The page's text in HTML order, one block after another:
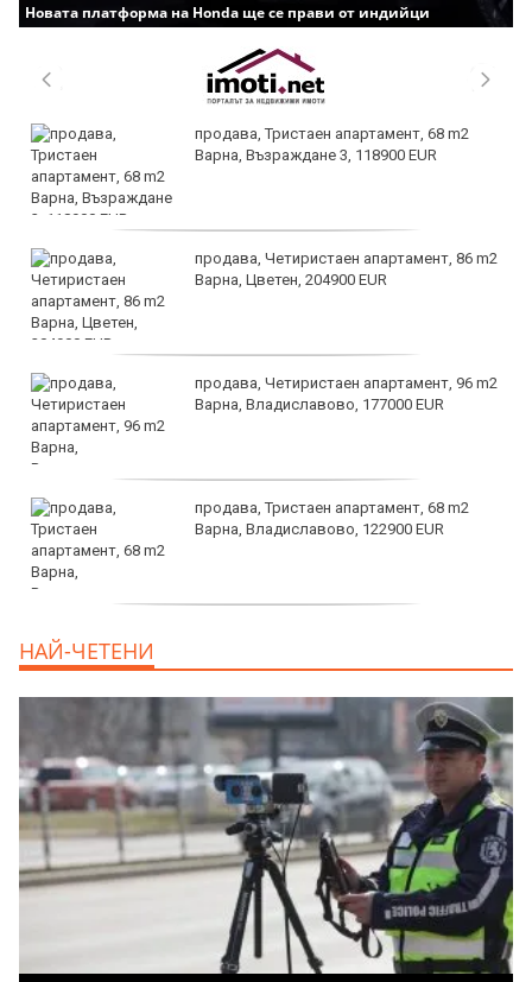
Новата платформа на Honda ще се прави от индийци
продава, Тристаен апартамент, 68 m2
Варна, Възраждане 3, 118900 EUR
продава, Четиристаен апартамент, 86 m2
Варна, Цветен, 204900 EUR
продава, Четиристаен апартамент, 96 m2
Варна, Владиславово, 177000 EUR
продава, Тристаен апартамент, 68 m2
Варна, Владиславово, 122900 EUR
НАЙ-ЧЕТЕНИ